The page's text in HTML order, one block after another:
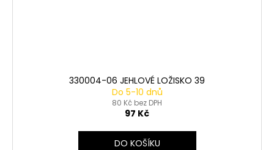
330004-06 JEHLOVÉ LOŽISKO 39
Do 5-10 dnů
80 Kč bez DPH
97 Kč
DO KOŠÍKU